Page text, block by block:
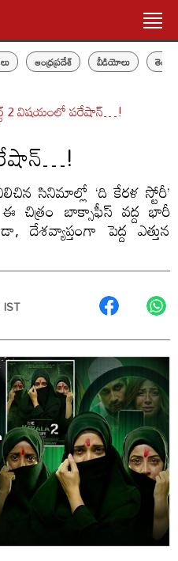
ఆంధ్రప్రదేశ్ వీడియోలు
2 విషయంలో పరేషాన్…!
సినిమాల్లో ‘ది కేరళ స్టోరీ’
చిత్రం బాక్సాఫీస్ వద్ద భారీ
దేశవ్యాప్తంగా పెద్ద ఎత్తున